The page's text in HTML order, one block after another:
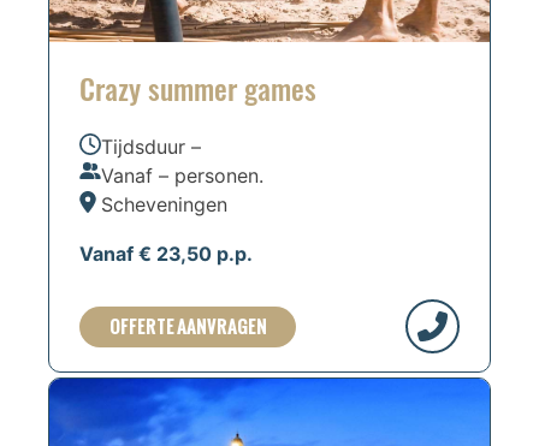
Crazy summer games
Tijdsduur –
Vanaf – personen.
Scheveningen
Vanaf € 23,50 p.p.
OFFERTE AANVRAGEN